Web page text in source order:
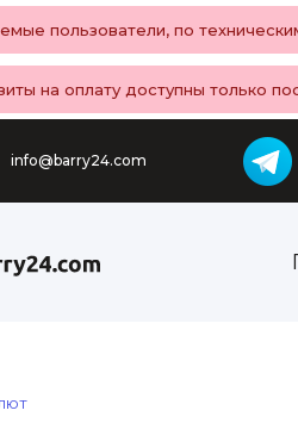
пользователи, по
на оплату доступны только
info@barry24.com